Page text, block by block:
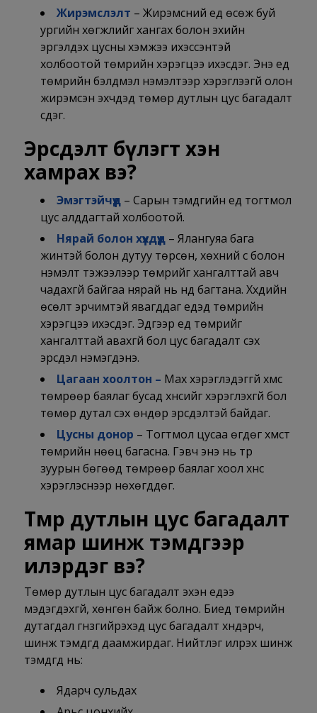
Жирэмслэлт – Жирэмсний үед өсөж буй
ургийн хөгжлийг хангах болон эхийн
эргэлдэх цусны хэмжээ ихэссэнтэй
холбоотой төмрийн хэрэгцээ ихэсдэг. Энэ үед
төмрийн бэлдмэл нэмэлтээр хэрэглээгүй олон
жирэмсэн эхчүүдэд төмөр дутлын цус багадалт
үүсдэг.
Эрсдэлт бүлэгт хэн
хамрах вэ?
Эмэгтэйчүүд– Сарын тэмдгийн үед тогтмол
цус алддагтай холбоотой.
Нярай болон хүүхдүүд– Ялангуяа бага
жинтэй болон дутуу төрсөн, хөхний сүү болон
нэмэлт тэжээлээр төмрийг хангалттай авч
чадахгүй байгаа нярай нь үүнд багтана. Хүүхдийн
өсөлт эрчимтэй явагддаг үеүдэд төмрийн
хэрэгцээ ихэсдэг. Эдгээр үед төмрийг
хангалттай авахгүй бол цус багадалт үүсэх
эрсдэл нэмэгдэнэ.
Цагаан хоолтон – Мах хэрэглэдэггүй хүмүүс
төмрөөр баялаг бусад хүнсийг хэрэглэхгүй бол
төмөр дутал үүсэх өндөр эрсдэлтэй байдаг.
Цусны донор – Тогтмол цусаа өгдөг хүмүүст
төмрийн нөөц багасна. Гэвч энэ нь түр
зуурын бөгөөд төмрөөр баялаг хоол хүнс
хэрэглэснээр нөхөгддөг.
Төмөр дутлын цус багадалт
ямар шинж тэмдгээр
илэрдэг вэ?
Төмөр дутлын цус багадалт эхэн үедээ
мэдэгдэхгүй, хөнгөн байж болно. Биед төмрийн
дутагдал гүнзгийрэхэд цус багадалт хүндэрч,
шинж тэмдгүүд даамжирдаг. Нийтлэг илрэх шинж
тэмдгүүд нь:
Ядарч сульдах